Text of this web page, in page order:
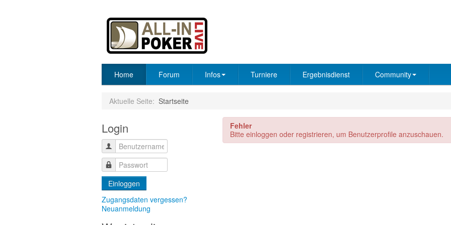
Home Forum Infos Turniere Ergebnisdienst Community
Aktuelle Seite: Startseite
Login
Einloggen
Zugangsdaten vergessen?
Neuanmeldung
Fehler
Bitte einloggen oder registrieren, um Benutzerprofile anzuschauen.